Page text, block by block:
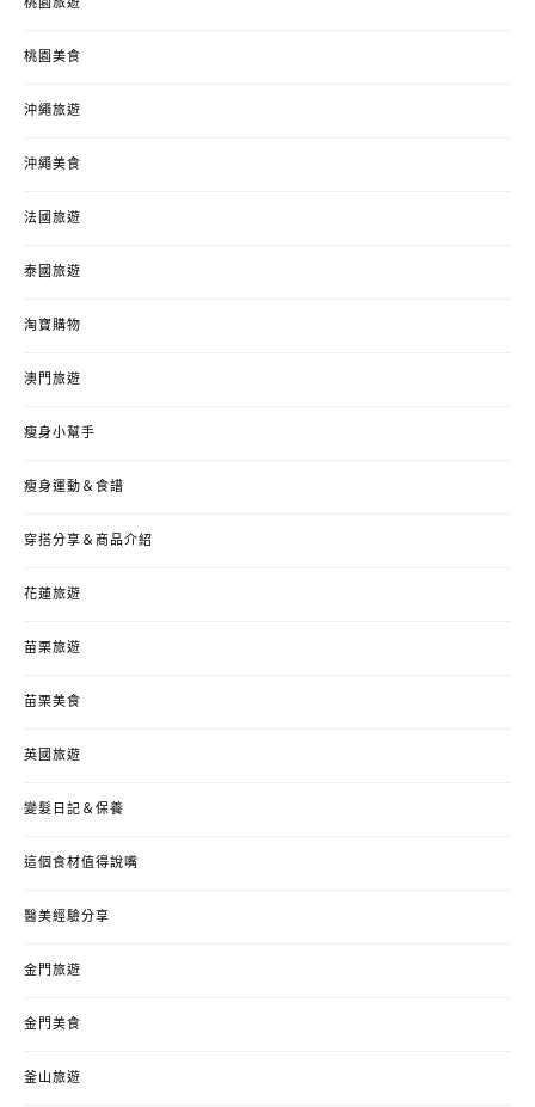
桃園旅遊
桃園美食
沖繩旅遊
沖繩美食
法國旅遊
泰國旅遊
淘寶購物
澳門旅遊
瘦身小幫手
瘦身運動＆食譜
穿搭分享＆商品介紹
花蓮旅遊
苗栗旅遊
苗栗美食
英國旅遊
變髮日記＆保養
這個食材值得說嘴
醫美經驗分享
金門旅遊
金門美食
釜山旅遊